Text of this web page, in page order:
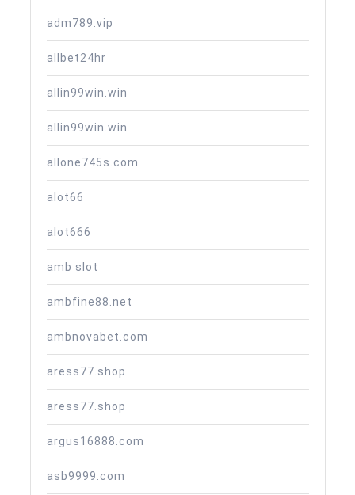
adm789.vip
allbet24hr
allin99win.win
allin99win.win
allone745s.com
alot66
alot666
amb slot
ambfine88.net
ambnovabet.com
aress77.shop
aress77.shop
argus16888.com
asb9999.com